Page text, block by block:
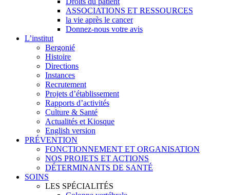
ASSOCIATIONS ET RESSOURCES
la vie après le cancer
Donnez-nous votre avis
L’institut
Bergonié
Histoire
Directions
Instances
Recrutement
Projets d’établissement
Rapports d’activités
Culture & Santé
Actualités et Kiosque
English version
PRÉVENTION
FONCTIONNEMENT ET ORGANISATION
NOS PROJETS ET ACTIONS
DÉTERMINANTS DE SANTÉ
SOINS
LES SPÉCIALITÉS